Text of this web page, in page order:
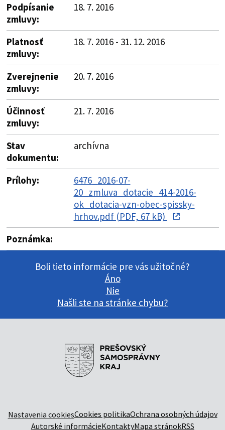
Podpísanie
zmluvy:
18. 7. 2016
Platnosť
zmluvy:
18. 7. 2016 - 31. 12. 2016
Zverejnenie
zmluvy:
20. 7. 2016
Účinnosť
zmluvy:
21. 7. 2016
Stav
dokumentu:
archívna
Prílohy:
6476_2016-07-
20_zmluva_dotacie_414-2016-
ok_dotacia-vzn-obec-spissky-
hrhov.pdf (PDF, 67 kB)
Poznámka:
Boli tieto informácie pre vás užitočné?
Áno
Nie
Našli ste na stránke chybu?
Nastavenia cookiesCookies politikaOchrana osobných údajov
Autorské informácieKontaktyMapa stránokRSS